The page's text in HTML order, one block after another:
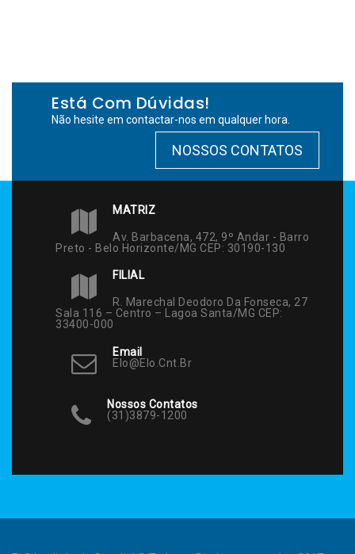
Está Com Dúvidas!
Não hesite em contactar-nos em qualquer hora.
NOSSOS CONTATOS
MATRIZ
Av. Barbacena, 472, 9º Andar - Barro
Preto - Belo Horizonte/MG CEP: 30190-130
FILIAL
R. Marechal Deodoro Da Fonseca, 27
Sala 116 – Centro – Lagoa Santa/MG CEP:
33400-000
Email
Elo@elo.cnt.br
Nossos Contatos
(31)3879-1200